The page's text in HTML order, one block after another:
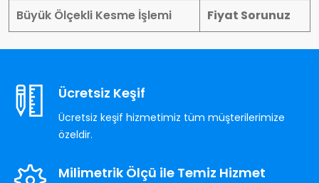
Büyük Ölçekli Kesme İşlemi
Fiyat Sorunuz
Ücretsiz Keşif
Ücretsiz keşif hizmetimiz tüm müşterilerimize
özeldir.
Milimetrik Ölçü ile Temiz Hizmet